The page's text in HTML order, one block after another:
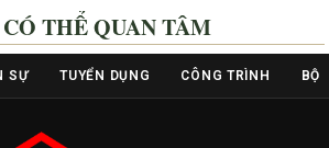
THỂ QUAN TÂM
SỰ TUYỂN DỤNG CÔNG TRÌNH BỘ